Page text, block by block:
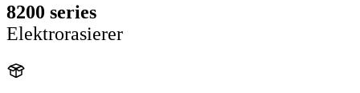
8200 series
Elektrorasierer